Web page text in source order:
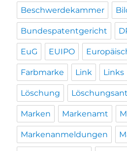
Beschwerdekammer
Bundespatentgericht
EuG EUIPO
Farbmarke Link Links
Löschung
Marken Markenamt
Markenanmeldungen